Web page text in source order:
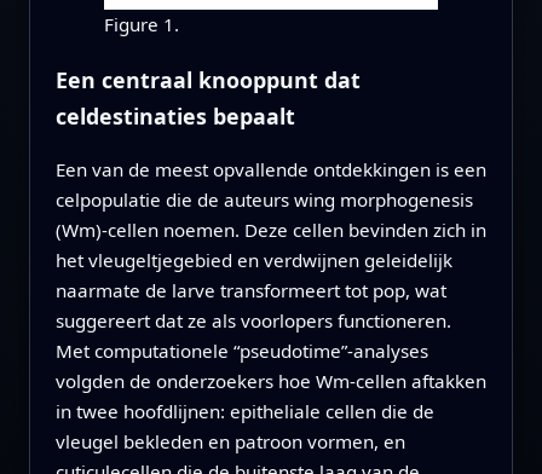
Figure 1.
Een centraal knooppunt dat
celdestinaties bepaalt
Een van de meest opvallende ontdekkingen is een
celpopulatie die de auteurs wing morphogenesis
(Wm)-cellen noemen. Deze cellen bevinden zich in
het vleugeltjegebied en verdwijnen geleidelijk
naarmate de larve transformeert tot pop, wat
suggereert dat ze als voorlopers functioneren.
Met computationele “pseudotime”-analyses
volgden de onderzoekers hoe Wm-cellen aftakken
in twee hoofdlijnen: epitheliale cellen die de
vleugel bekleden en patroon vormen, en